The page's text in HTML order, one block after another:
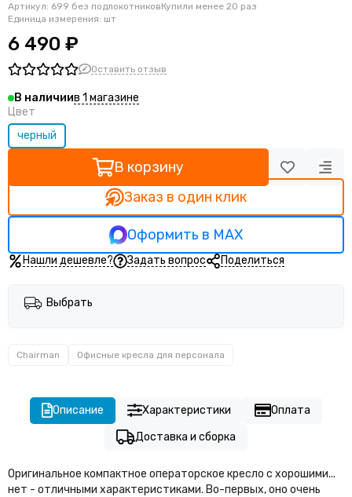
Артикул: 699 без подлокотниковКупили менее 20 раз
Единица измерения: шт
6 490 ₽
Оставить отзыв
В наличиив 1 магазине
Цвет
черный
В корзину
Заказ в один клик
Оформить в MAX
Нашли дешевле? Задать вопрос Поделиться
Выбрать
Chairman Офисные кресла для персонала
Описание Характеристики
Оплата
Доставка и сборка
Оригинальное компактное операторское кресло с хорошими...
нет - отличными характеристиками. Во-первых, оно очень